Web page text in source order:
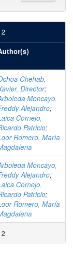
Chehab,
Director;
Moncayo,
Alejandro;
Cornejo,
Patricio;
Romero, María
Moncayo,
Alejandro;
Cornejo,
Patricio;
Romero, María